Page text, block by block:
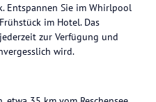
Entspannen Sie im Whirlpool
im Hotel. Das
zur Verfügung und
wird.